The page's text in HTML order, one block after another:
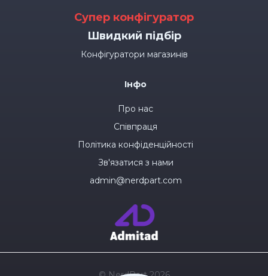
Супер конфігуратор
Швидкий підбір
Конфігуратори магазинів
Інфо
Про нас
Співпраця
Політика конфіденційності
Зв'язатися з нами
admin@nerdpart.com